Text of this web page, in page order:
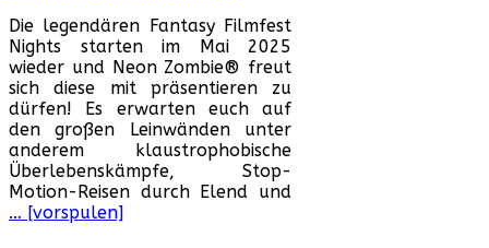
Die legendären Fantasy Filmfest
Nights starten im Mai 2025
wieder und Neon Zombie® freut
sich diese mit präsentieren zu
dürfen! Es erwarten euch auf
den großen Leinwänden unter
anderem klaustrophobische
Überlebenskämpfe, Stop-
Motion-Reisen durch Elend und
… [vorspulen]